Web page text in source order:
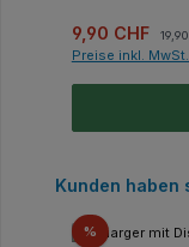
Verkaufspreis:
9,90 CHF
Preise inkl.
Produktgalerie
Kunden haben
%Rabatt